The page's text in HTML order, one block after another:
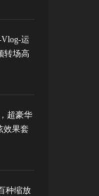
运
转场高
超豪华
效果套
种缩放